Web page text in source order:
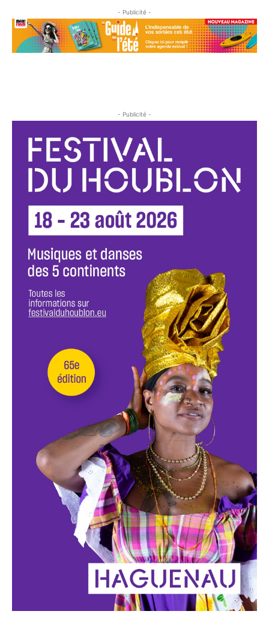
- Publicité -
- Publicité -